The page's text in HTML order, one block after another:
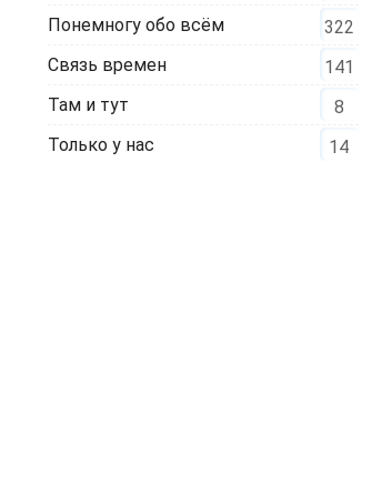
Понемногу обо всём
322
Связь времен
141
Там и тут
8
Только у нас
14